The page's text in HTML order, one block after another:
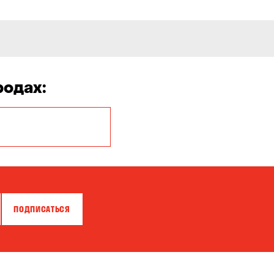
Бровары
Гатное
ПОДПИСАТЬСЯ